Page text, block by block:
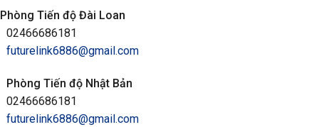
Phòng Tiến độ Đài Loan
02466686181
futurelink6886@gmail.com
Phòng Tiến độ Nhật Bản
02466686181
futurelink6886@gmail.com